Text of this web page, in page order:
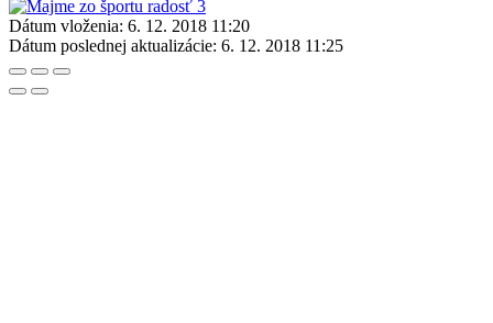
Dátum vloženia: 6. 12. 2018 11:20
Dátum poslednej aktualizácie: 6. 12. 2018 11:25